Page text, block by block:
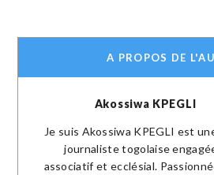
A PROPOS DE
Akossiwa KPEGLI
Je suis Akossiwa KPEGLI est
journaliste togolaise
associatif et ecclésial.